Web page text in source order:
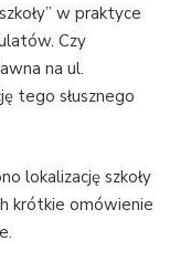
w praktyce
Czy
na ul.
tego słusznego
lokalizację szkoły
krótkie omówienie